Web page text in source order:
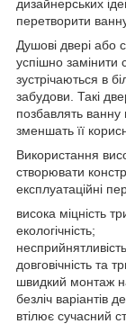
дизайнерських
перетворити
Душові двері або
успішно
зустрічаються в
забудови. Такі
позбавлять ванну
зменшать її
Використання
створювати
експлуатаційні
висока міцність
екологічність;
довговічність та
швидкий монтаж
безліч варіантів
втілює сучасний